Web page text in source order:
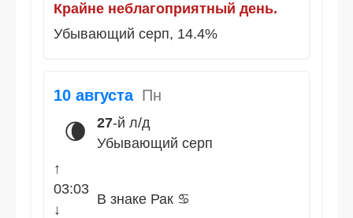
Крайне неблагоприятный день.
Убывающий серп, 14.4%
10 августа Пн
🌘 27-й л/д
Убывающий серп
↑
03:03
↓
В знаке Рак ♋